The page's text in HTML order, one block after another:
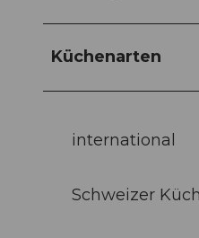
Küchenarten
international
Schweizer